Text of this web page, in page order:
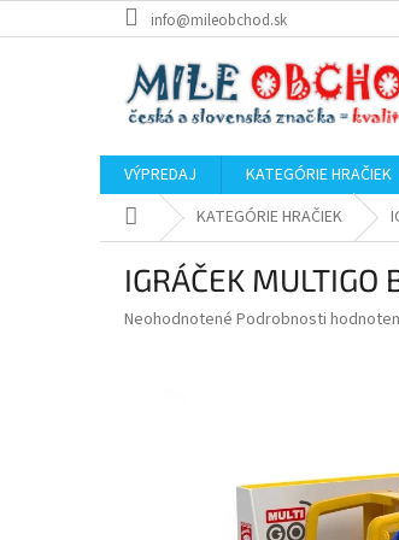
na
info@mileobchod.sk
VÝPREDAJ KATEGÓRIE HRAČIEK
DomovKATEGÓRIE HRAČIEK
IGRÁČEK
Priemerné
Neohodnotené Podrobnosti